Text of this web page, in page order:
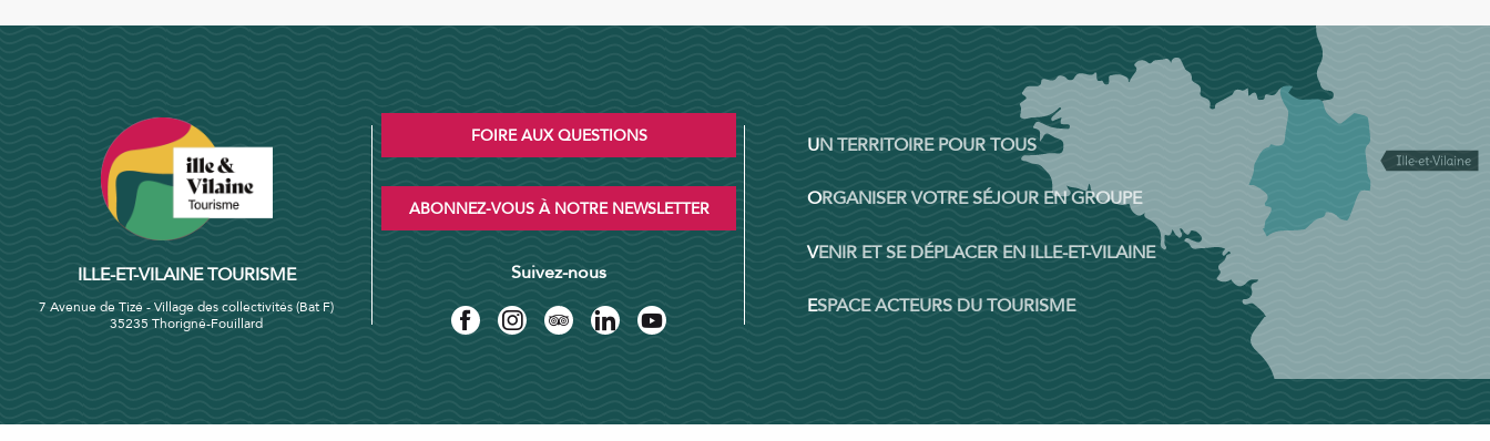
ILLE-ET-VILAINE TOURISME
7 Avenue de Tizé - Village des collectivités (Bat F)
35235 Thorigné-Fouillard
FOIRE AUX QUESTIONS
ABONNEZ-VOUS À NOTRE NEWSLETTER
Suivez-nous
UN TERRITOIRE POUR TOUS
ORGANISER VOTRE SÉJOUR EN GROUPE
VENIR ET SE DÉPLACER EN ILLE-ET-VILAINE
ESPACE ACTEURS DU TOURISME